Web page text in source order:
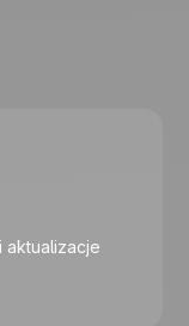
aktualizacje